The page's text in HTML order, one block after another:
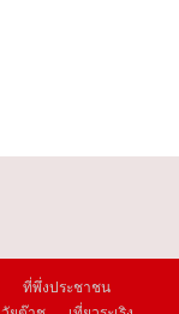
ที่พึ่งประชาชน